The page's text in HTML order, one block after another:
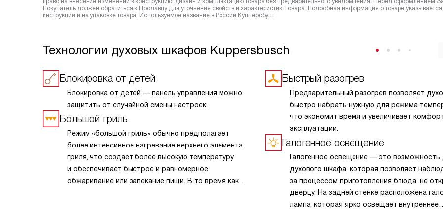
право на внесение изменений в конструкцию, дизайн и комплектацию товара без предварительного уведомления. Перед оформлением
Покупатель должен обратиться к Продавцу для уточнения свойств и характеристик Товара. Подробная информация о товаре указывается
инструкции и на упаковке товара. Используемое название в России Купперсбуш
Технологии духовых шкафов Kuppersbusch
Блокировка от детей
Блокировка от детей — панель управления можно
защитить от случайной смены настроек.
Большой гриль
Режим «большой гриль» обычно предполагает
более интенсивное нагревание верхнего элемента
гриля, что создает более высокую температуру
и обеспечивает быстрое и равномерное
обжаривание или запекание пищи. В то время как
Быстрый разогрев
Предварительный разогрев позволяет
быстро набрать нужную для режима
что экономит время и увеличивает
эксплуатации.
Галогенное освещение
Галогенное освещение — это возможность
духового шкафа, которая позволяет
за процессом приготовления блюда, не
дверцу. На задней стенке расположена
лампа, которая ярко освещает внутреннее